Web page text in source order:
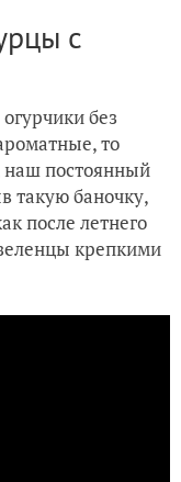
с
без
то
наш постоянный
такую баночку,
после летнего
крепкими